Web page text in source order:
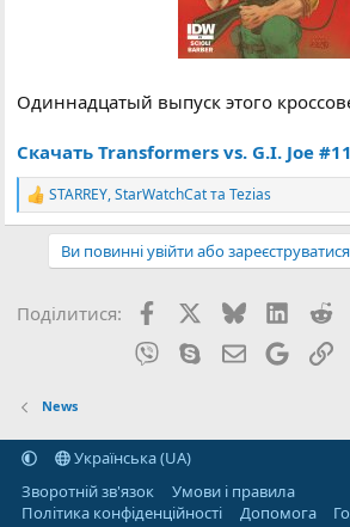
Одиннадцатый выпуск этого
Скачать Transformers vs. G.I. Joe
Р
е
ї
STARREY,StarWatchCatтаTezias
Ви повинні увійти або
Поділитися: FacebookX (Twitter)
Bluesky
Viber SkypeE-mailGoogle
News
Українська (UA)
Зворотній зв'язок
Умови і правила
Політика конфіденційності
Дoпoмoга